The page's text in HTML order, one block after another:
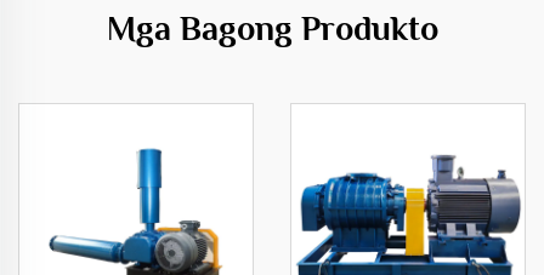
Mga Bagong Produkto